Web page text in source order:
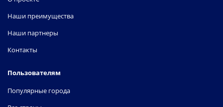
Наши преимущества
Наши партнеры
Контакты
Пользователям
Популярные города